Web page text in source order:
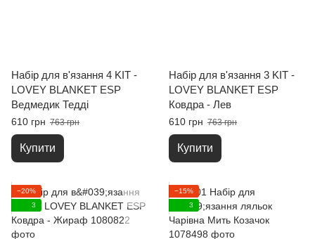
Набір для в'язання 4 KIT -
LOVEY BLANKET ESP
Ведмедик Тедді
610 грн 763 грн
Купити
Набір для в'язання 3 KIT -
LOVEY BLANKET ESP
Ковдра - Лев
610 грн 763 грн
Купити
−20%
3
−15%
3